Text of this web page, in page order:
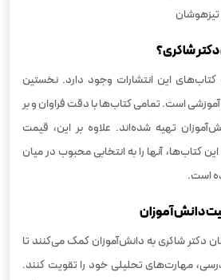
شاکری؟
کتاب‌های این انتشارات وجود دارد. نخستین
است. تمامی کتاب‌ها با دقت فراوان و بر
تهیه شده‌اند. علاوه بر این، قیمت
کتاب‌ها، آنها را به انتخابی محبوب در میان
است.
دانش‌آموزان
دکتر شاکری به دانش‌آموزان کمک می‌کنند تا
مهارت‌های تحلیلی خود را تقویت کنند.